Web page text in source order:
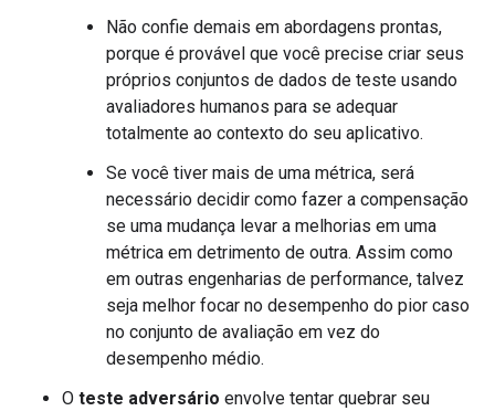
Não confie demais em abordagens prontas,
porque é provável que você precise criar seus
próprios conjuntos de dados de teste usando
avaliadores humanos para se adequar
totalmente ao contexto do seu aplicativo.
Se você tiver mais de uma métrica, será
necessário decidir como fazer a compensação
se uma mudança levar a melhorias em uma
métrica em detrimento de outra. Assim como
em outras engenharias de performance, talvez
seja melhor focar no desempenho do pior caso
no conjunto de avaliação em vez do
desempenho médio.
O teste adversário envolve tentar quebrar seu